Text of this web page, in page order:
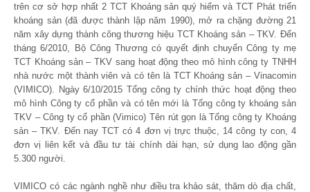
trên cơ sở hợp nhất 2 TCT Khoáng sản quý hiếm và TCT Phát triển
khoáng sản (đã được thành lập năm 1990), mở ra chặng đường 21
năm xây dựng thành công thương hiệu TCT Khoáng sản – TKV. Đến
tháng 6/2010, Bộ Công Thương có quyết định chuyển Công ty mẹ
TCT Khoáng sản – TKV sang hoạt động theo mô hình công ty TNHH
nhà nước một thành viên và có tên là TCT Khoáng sản – Vinacomin
(VIMICO). Ngày 6/10/2015 Tổng công ty chính thức hoạt động theo
mô hình Công ty cổ phần và có tên mới là Tổng công ty khoáng sản
TKV – Công ty cổ phần (Vimico) Tên rút gọn là Tổng công ty Khoáng
sản – TKV. Đến nay TCT có 4 đơn vị trực thuộc, 14 công ty con, 4
đơn vị liên kết và đầu tư tài chính dài hạn, sử dụng lao động gần
5.300 người.
VIMICO có các ngành nghề như điều tra khảo sát, thăm dò địa chất,